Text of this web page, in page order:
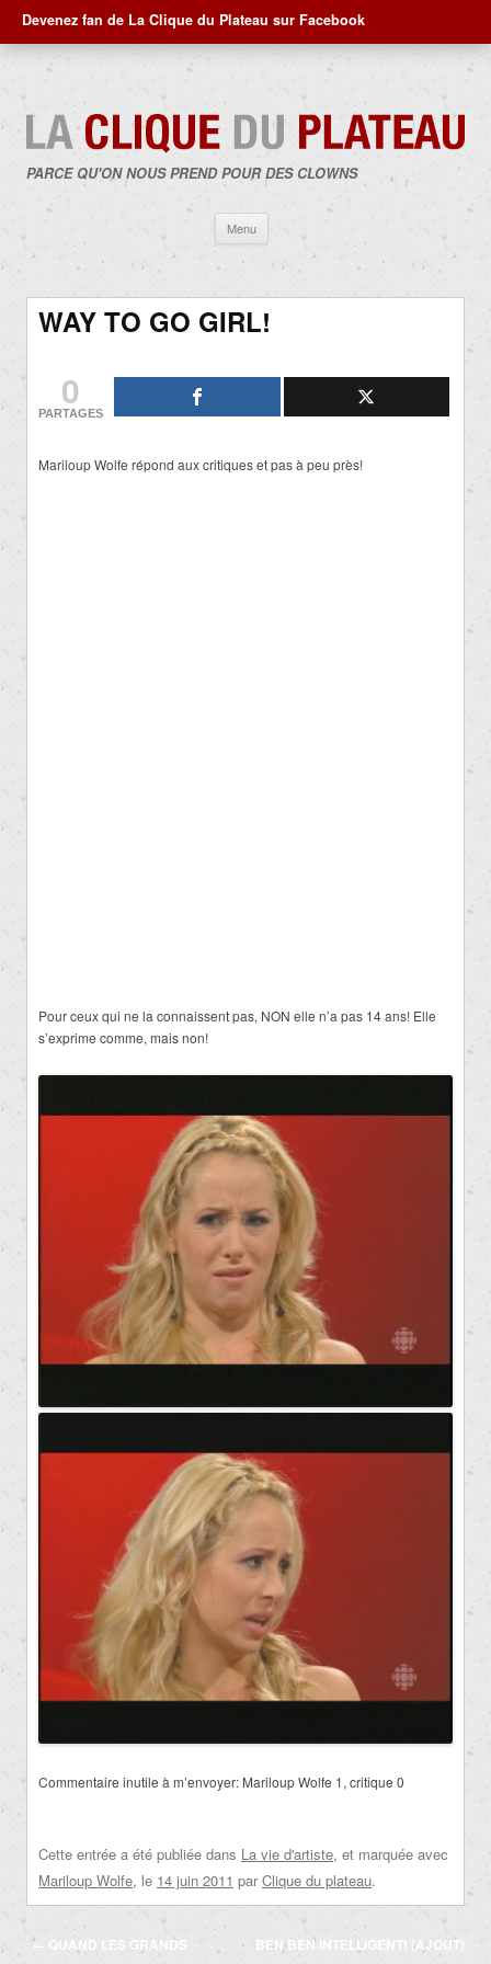
Devenez fan de La Clique du Plateau sur Facebook
PARCE QU'ON NOUS PREND POUR DES CLOWNS
Menu
contenu
WAY TO GO GIRL!
0
PARTAGES
Mariloup Wolfe répond aux critiques et pas à peu près!
Pour ceux qui ne la connaissent pas, NON elle n’a pas 14 ans! Elle
s’exprime comme, mais non!
Commentaire inutile à m’envoyer: Mariloup Wolfe 1, critique 0
Cette entrée a été publiée dans La vie d'artiste, et marquée avec
Mariloup Wolfe, le 14 juin 2011 par Clique du plateau.
Navigation
←
QUAND LES GRANDS
BEN BEN INTELLIGENT! (AJOUT)